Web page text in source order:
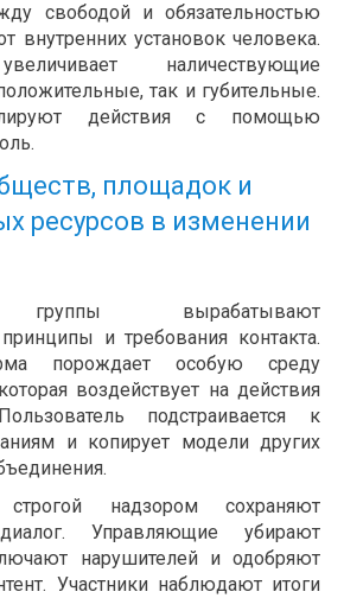
свободой и обязательностью
внутренних установок человека.
наличествующие
так и губительные.
действия с помощью
площадок и
ресурсов в изменении
группы вырабатывают
и требования контакта.
порождает особую среду
воздействует на действия
подстраивается к
и копирует модели других
надзором сохраняют
Управляющие убирают
нарушителей и одобряют
Участники наблюдают итоги